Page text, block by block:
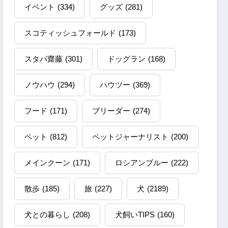
イベント (334) グッズ (281)
スコティッシュフォールド (173)
スタパ齋藤 (301) ドッグラン (168)
ノウハウ (294) ハウツー (369)
フード (171) ブリーダー (274)
ペット (812) ペットジャーナリスト (200)
メインクーン (171) ロシアンブルー (222)
散歩 (185) 旅 (227) 犬 (2189)
犬との暮らし (208) 犬飼いTIPS (160)